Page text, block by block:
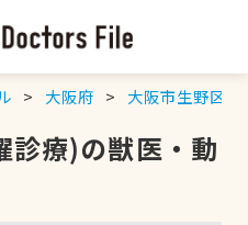
大阪府 大阪市生野区
診療)の獣医・動